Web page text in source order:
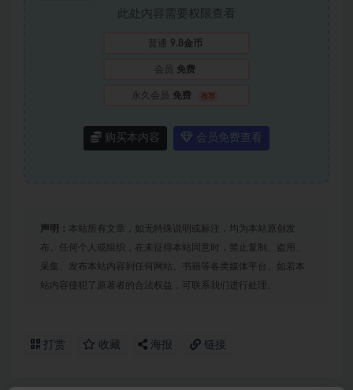
此处内容需要权限查看
普通 9.8金币
会员 免费
永久会员 免费 推荐
购买本内容 会员免费查看
声明： 本站所有文章，如无特殊说明或标注，均为本站原创发
布。任何个人或组织，在未征得本站同意时，禁止复制、盗用、
采集、发布本站内容到任何网站、书籍等各类媒体平台。如若本
站内容侵犯了原著者的合法权益，可联系我们进行处理。
打赏 收藏 海报 链接